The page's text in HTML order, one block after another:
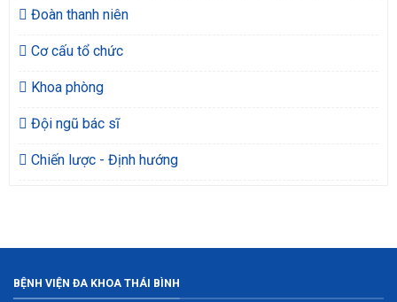
Đoàn thanh niên
Cơ cấu tổ chức
Khoa phòng
Đội ngũ bác sĩ
Chiến lược - Định hướng
BỆNH VIỆN ĐA KHOA THÁI BÌNH